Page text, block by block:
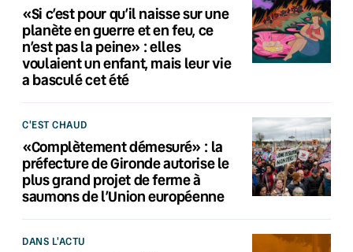
«Si c’est pour qu’il naisse sur une
planète en guerre et en feu, ce
n’est pas la peine» : elles
voulaient un enfant, mais leur vie
a basculé cet été
C'EST CHAUD
«Complètement démesuré» : la
préfecture de Gironde autorise le
plus grand projet de ferme à
saumons de l’Union européenne
DANS L'ACTU